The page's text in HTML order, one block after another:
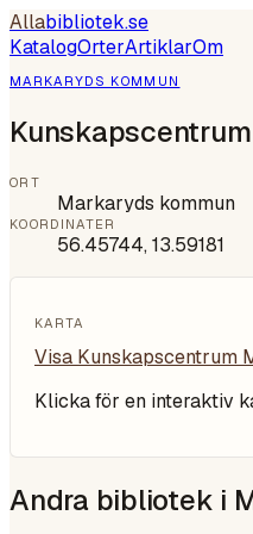
Allabibliotek.se
KatalogOrterArtiklarOm
MARKARYDS KOMMUN
ORT
Markaryds kommun
KOORDINATER
56.45744,13.59181
KARTA
Visa Kunskapscentrum
Klicka för en interaktiv
Andra bibliotek i